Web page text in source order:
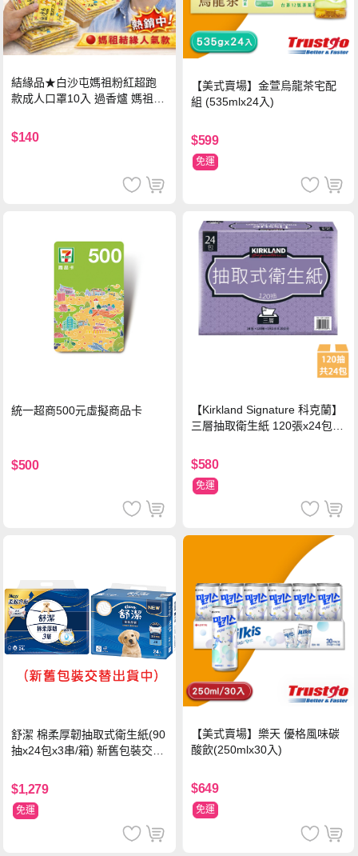
結緣品★白沙屯媽祖粉紅超跑
款成人口罩10入 過香爐 媽祖加
$140
【美式賣場】金萱烏龍茶宅配
組 (535mlx24入)
$599
免運
統一超商500元虛擬商品卡
$500
【Kirkland Signature 科克蘭】
三層抽取衛生紙 120張x24包x1
$580
免運
舒潔 棉柔厚韌抽取式衛生紙(90
抽x24包x3串/箱) 新舊包裝交替
$1,279
免運
【美式賣場】樂天 優格風味碳
酸飲(250mlx30入)
$649
免運